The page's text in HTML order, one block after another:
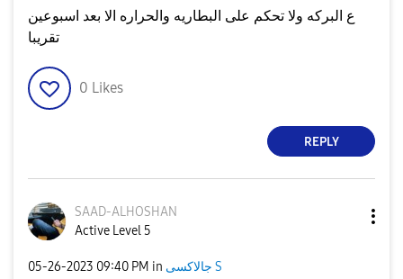
ع البركه ولا تحكم على البطاريه والحراره الا بعد اسبوعين
تقريبا
0 Likes
REPLY
SAAD-ALHOSHAN
Active Level 5
‎05-26-2023 09:40 PM in جالاكسى S